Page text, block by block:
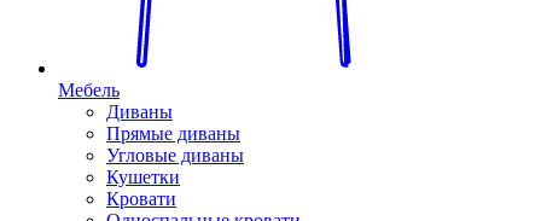
Мебель
Диваны
Прямые диваны
Угловые диваны
Кушетки
Кровати